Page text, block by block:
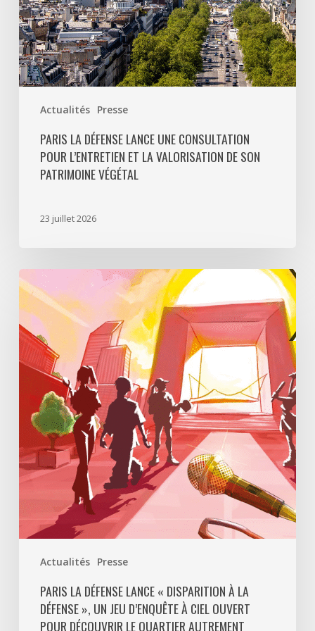
Actualités Presse
valorisation
de
son
patrimoine
végétal
PARIS LA DÉFENSE LANCE UNE CONSULTATION
POUR L’ENTRETIEN ET LA VALORISATION DE SON
PATRIMOINE VÉGÉTAL
23 juillet 2026
Actualités Presse
Paris
La
Défense
lance
«
Disparition
Défense
un
jeu
d’enquête
à
ciel
découvrir
quartier
PARIS LA DÉFENSE LANCE « DISPARITION À LA
DÉFENSE », UN JEU D’ENQUÊTE À CIEL OUVERT
POUR DÉCOUVRIR LE QUARTIER AUTREMENT